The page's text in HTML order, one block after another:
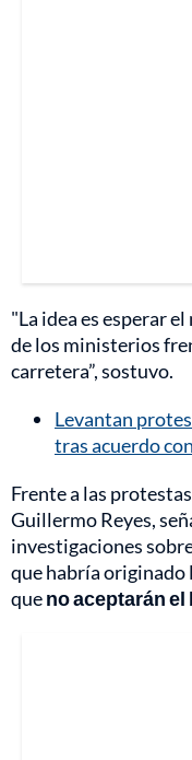
"La idea es esperar
de los ministerios
carretera”, sostuvo.
Levantan
tras acuerdo
Frente a las
Guillermo Reyes,
investigaciones
que habría
queno aceptarán